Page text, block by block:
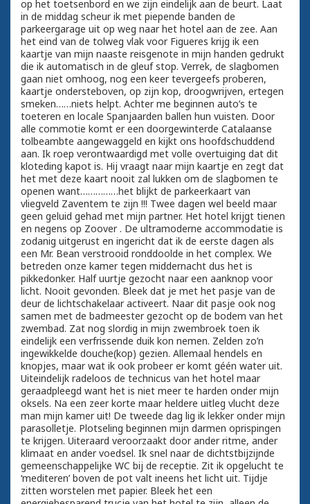
op het toetsenbord en we zijn eindelijk aan de beurt. Laat
in de middag scheur ik met piepende banden de
parkeergarage uit op weg naar het hotel aan de zee. Aan
het eind van de tolweg vlak voor Figueres krijg ik een
kaartje van mijn naaste reisgenote in mijn handen gedrukt
die ik automatisch in de gleuf stop. Verrek, de slagbomen
gaan niet omhoog, nog een keer tevergeefs proberen,
kaartje ondersteboven, op zijn kop, droogwrijven, ertegen
smeken……niets helpt. Achter me beginnen auto’s te
toeteren en locale Spanjaarden ballen hun vuisten. Door
alle commotie komt er een doorgewinterde Catalaanse
tolbeambte aangewaggeld en kijkt ons hoofdschuddend
aan. Ik roep verontwaardigd met volle overtuiging dat dit
kloteding kapot is. Hij vraagt naar mijn kaartje en zegt dat
het met deze kaart nooit zal lukken om de slagbomen te
openen want……………het blijkt de parkeerkaart van
vliegveld Zaventem te zijn !!! Twee dagen wel beeld maar
geen geluid gehad met mijn partner. Het hotel krijgt tienen
en negens op Zoover . De ultramoderne accommodatie is
zodanig uitgerust en ingericht dat ik de eerste dagen als
een Mr. Bean verstrooid ronddoolde in het complex. We
betreden onze kamer tegen middernacht dus het is
pikkedonker. Half uurtje gezocht naar een aanknop voor
licht. Nooit gevonden. Bleek dat je met het pasje van de
deur de lichtschakelaar activeert. Naar dit pasje ook nog
samen met de badmeester gezocht op de bodem van het
zwembad. Zat nog slordig in mijn zwembroek toen ik
eindelijk een verfrissende duik kon nemen. Zelden zo’n
ingewikkelde douche(kop) gezien. Allemaal hendels en
knopjes, maar wat ik ook probeer er komt géén water uit.
Uiteindelijk radeloos de technicus van het hotel maar
geraadpleegd want het is niet meer te harden onder mijn
oksels. Na een zeer korte maar heldere uitleg vlucht deze
man mijn kamer uit! De tweede dag lig ik lekker onder mijn
parasolletje. Plotseling beginnen mijn darmen oprispingen
te krijgen. Uiteraard veroorzaakt door ander ritme, ander
klimaat en ander voedsel. Ik snel naar de dichtstbijzijnde
gemeenschappelijke WC bij de receptie. Zit ik opgelucht te
‘mediteren’ boven de pot valt ineens het licht uit. Tijdje
zitten worstelen met papier. Bleek het een